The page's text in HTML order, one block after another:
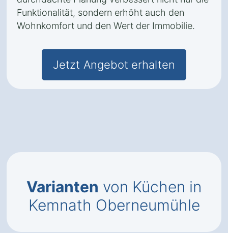
Funktionalität, sondern erhöht auch den
Wohnkomfort und den Wert der Immobilie.
Jetzt Angebot erhalten
Varianten von Küchen in
Kemnath Oberneumühle